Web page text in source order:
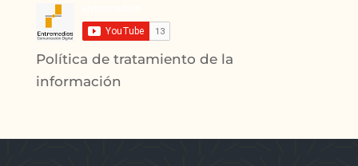
Política de tratamiento de la
información